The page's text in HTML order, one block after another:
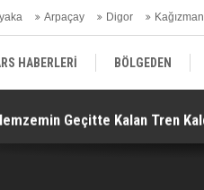
Arpaçay Digor Kağızman
HABERLERİ BÖLGEDEN
EKONOMİ | FİNANS | OTOMOTİV
Geçitte Kalan Tren